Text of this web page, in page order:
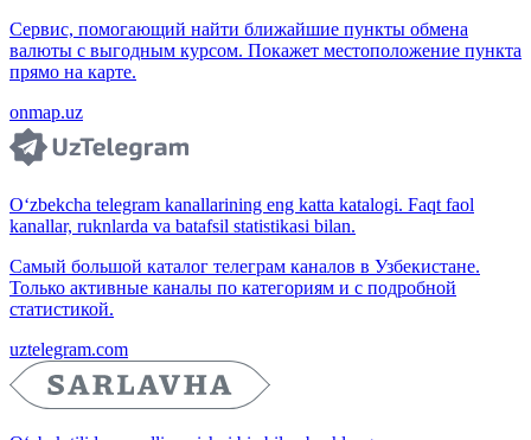
Сервис, помогающий найти ближайшие пункты обмена
валюты с выгодным курсом. Покажет местоположение пункта
прямо на карте.
onmap.uz
O‘zbekcha telegram kanallarining eng katta katalogi. Faqt faol
kanallar, ruknlarda va batafsil statistikasi bilan.
Самый большой каталог телеграм каналов в Узбекистане.
Только активные каналы по категориям и с подробной
статистикой.
uztelegram.com